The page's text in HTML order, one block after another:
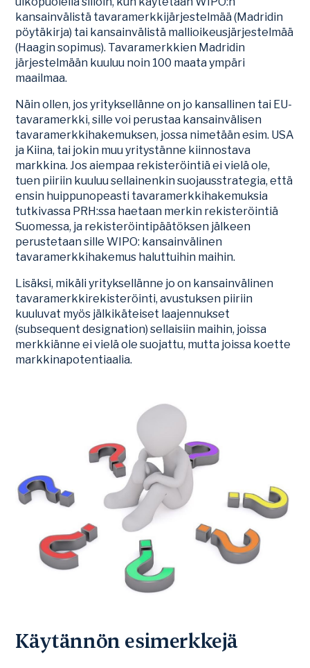
kansainvälistä tavaramerkkijärjestelmää (Madridin
pöytäkirja) tai kansainvälistä mallioikeusjärjestelmää
(Haagin sopimus). Tavaramerkkien Madridin
järjestelmään kuuluu noin 100 maata ympäri
maailmaa.
Näin ollen, jos yrityksellänne on jo kansallinen tai EU-
tavaramerkki, sille voi perustaa kansainvälisen
tavaramerkkihakemuksen, jossa nimetään esim. USA
ja Kiina, tai jokin muu yritystänne kiinnostava
markkina. Jos aiempaa rekisteröintiä ei vielä ole,
tuen piiriin kuuluu sellainenkin suojausstrategia, että
ensin huippunopeasti tavaramerkkihakemuksia
tutkivassa PRH:ssa haetaan merkin rekisteröintiä
Suomessa, ja rekisteröintipäätöksen jälkeen
perustetaan sille WIPO: kansainvälinen
tavaramerkkihakemus haluttuihin maihin.
Lisäksi, mikäli yrityksellänne jo on kansainvälinen
tavaramerkkirekisteröinti, avustuksen piiriin
kuuluvat myös jälkikäteiset laajennukset
(subsequent designation) sellaisiin maihin, joissa
merkkiänne ei vielä ole suojattu, mutta joissa koette
markkinapotentiaalia.
Käytännön esimerkkejä